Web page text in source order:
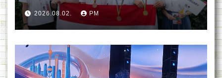
2026.08.02. PM